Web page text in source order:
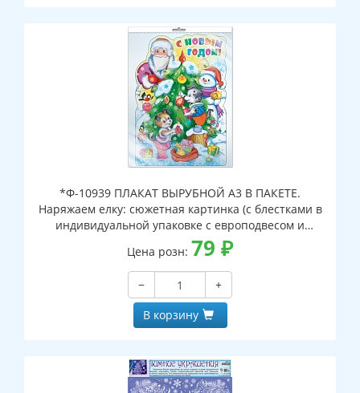
*Ф-10939 ПЛАКАТ ВЫРУБНОЙ А3 В ПАКЕТЕ.
Наряжаем елку: сюжетная картинка (с блестками в
индивидуальной упаковке с европодвесом и
клеевым клапаном)
Цена розн: 79 ₽
−
+
В корзину